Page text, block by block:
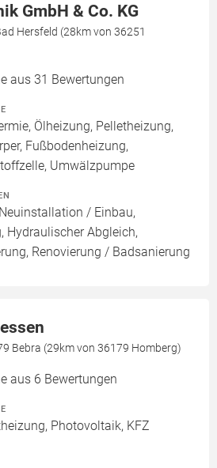
GmbH & Co. KG
Hersfeld (28km von 36251
aus 31 Bewertungen
Ölheizung, Pelletheizung,
Fußbodenheizung,
Umwälzpumpe
/ Einbau,
Hydraulischer Abgleich,
Renovierung / Badsanierung
Bebra (29km von 36179 Homberg)
aus 6 Bewertungen
Photovoltaik, KFZ